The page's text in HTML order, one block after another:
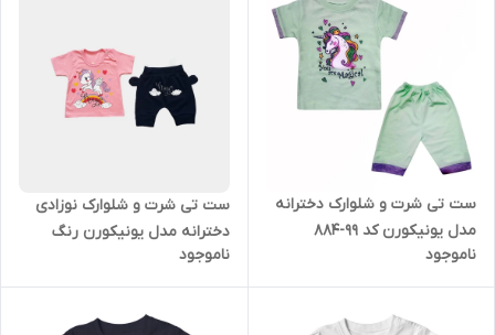
ست تی شرت و شلوارک دخترانه
مدل یونیکورن کد 99-884
ناموجود
ست تی شرت و شلوارک نوزادی
دخترانه مدل یونیکورن رنگ
صورتی
ناموجود